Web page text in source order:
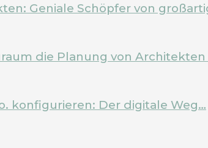
Geniale Schöpfer von
die Planung von
konfigurieren: Der digitale Weg…